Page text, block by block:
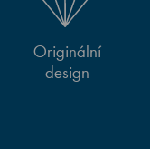
Originální
design